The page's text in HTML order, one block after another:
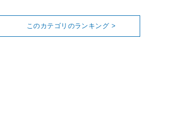
このカテゴリのランキング >